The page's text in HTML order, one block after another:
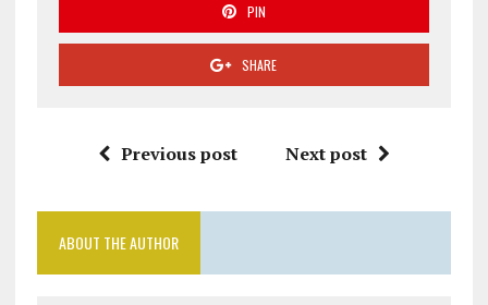
PIN
SHARE
Previous post Next post
ABOUT THE AUTHOR